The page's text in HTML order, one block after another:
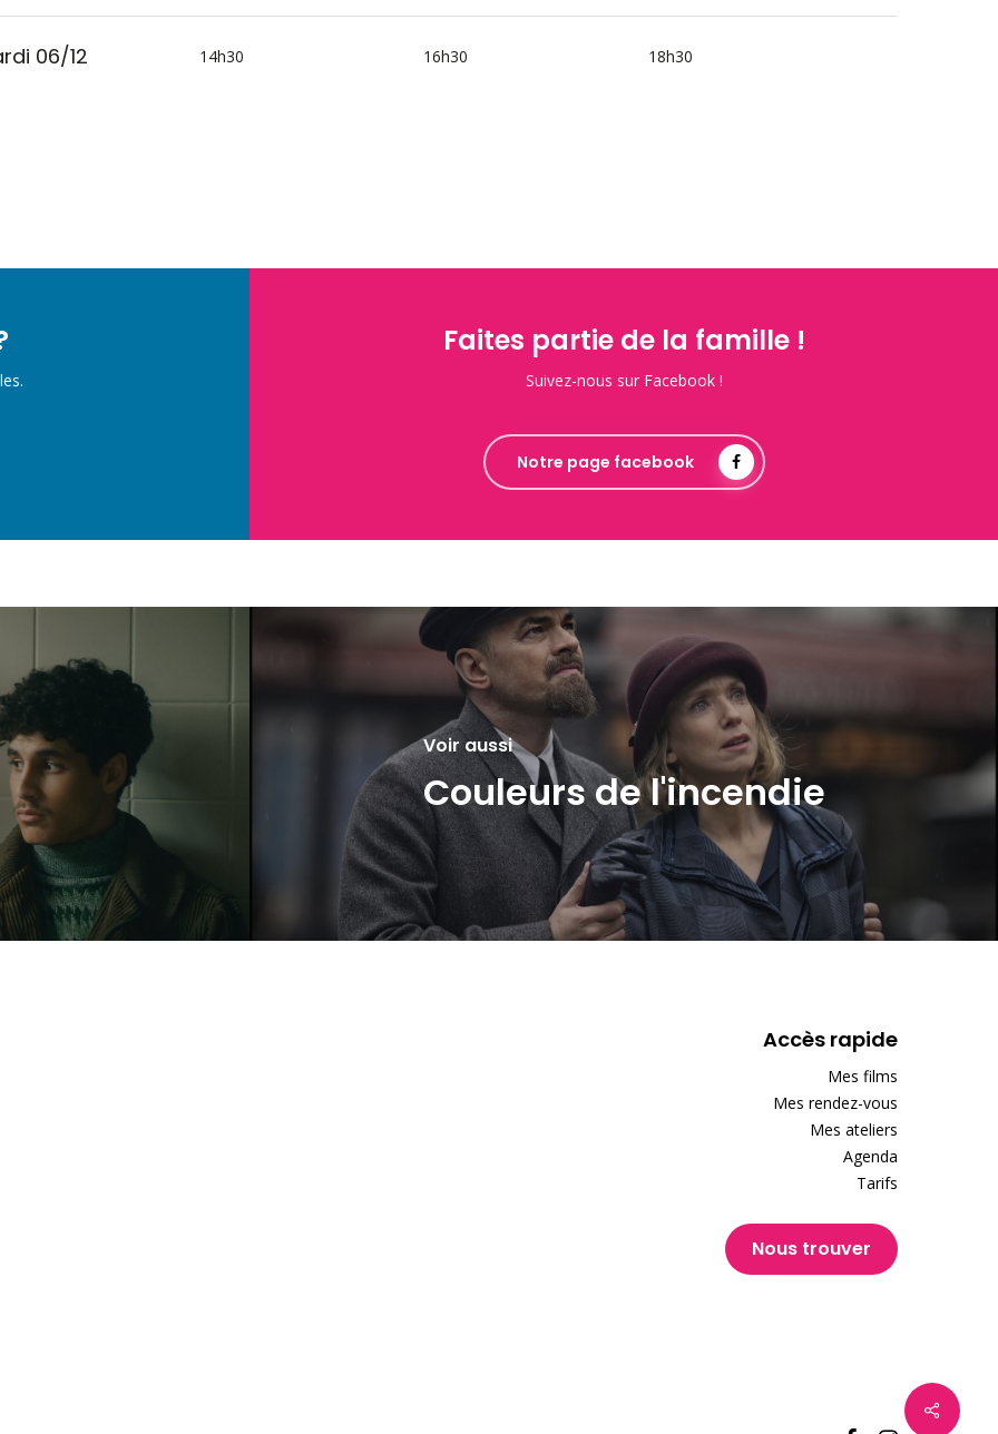
06/12 14h30 16h30 18h30
Faites partie de la famille !
Suivez-nous sur Facebook !
Notre page facebook
Voir aussi
Couleurs de l'incendie
Accès rapide
Mes films
Mes rendez-vous
Mes ateliers
Agenda
Tarifs
Nous trouver